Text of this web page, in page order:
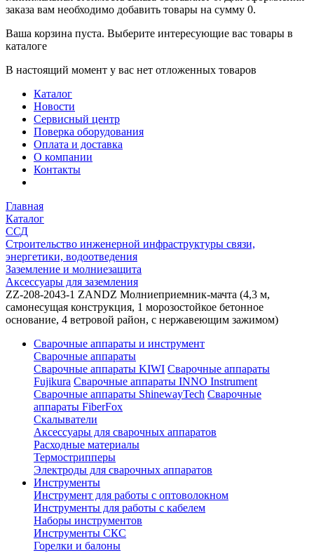
заказа вам необходимо добавить товары на сумму 0.
Ваша корзина пуста. Выберите интересующие вас товары в
каталоге
В настоящий момент у вас нет отложенных товаров
Каталог
Новости
Сервисный центр
Поверка оборудования
Оплата и доставка
О компании
Контакты
Главная
Каталог
ССД
Строительство инженерной инфраструктуры связи,
энергетики, водоотведения
Заземление и молниезащита
Аксессуары для заземления
ZZ-208-2043-1 ZANDZ Молниеприемник-мачта (4,3 м,
самонесущая конструкция, 1 морозостойкое бетонное
основание, 4 ветровой район, с нержавеющим зажимом)
Сварочные аппараты и инструмент
Сварочные аппараты
Сварочные аппараты KIWI Сварочные аппараты
Fujikura Сварочные аппараты INNO Instrument
Сварочные аппараты ShinewayTech Cварочные
аппараты FiberFox
Скалыватели
Аксессуары для сварочных аппаратов
Расходные материалы
Термострипперы
Электроды для сварочных аппаратов
Инструменты
Инструмент для работы с оптоволокном
Инструменты для работы с кабелем
Наборы инструментов
Инструменты СКС
Горелки и балоны